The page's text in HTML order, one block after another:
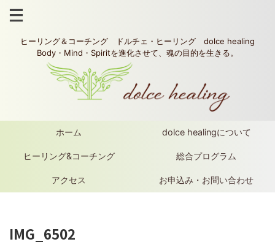
ヒーリング＆コーチング ドルチェ・ヒーリング dolce healing
Body・Mind・Spiritを進化させて、魂の目的を生きる。
ホーム dolce healingについて
ヒーリング&コーチング 総合プログラム
アクセス お申込み・お問い合わせ
IMG_6502